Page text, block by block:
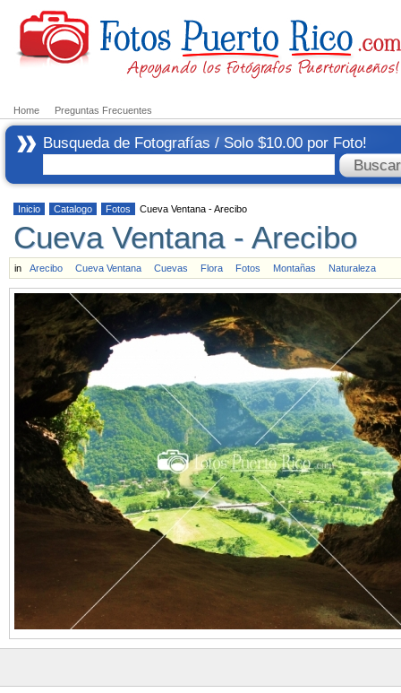
Home Preguntas Frecuentes
Busqueda de Fotografías / Solo $10.00 por Foto!
Inicio Catalogo Fotos Cueva Ventana - Arecibo
Cueva Ventana - Arecibo
in Arecibo Cueva Ventana Cuevas Flora Fotos Montañas Naturaleza